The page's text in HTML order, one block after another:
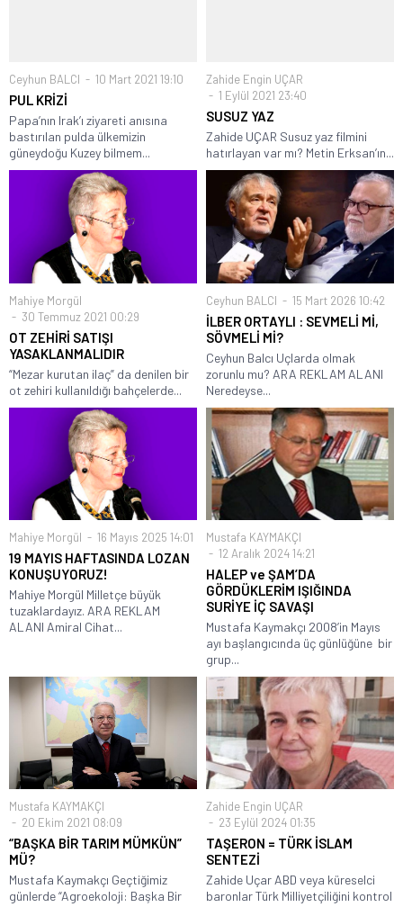
Ceyhun BALCI 10 Mart 2021 19:10
PUL KRİZİ
Papa’nın Irak’ı ziyareti anısına
bastırılan pulda ülkemizin
güneydoğu Kuzey bilmem...
Zahide Engin UÇAR
1 Eylül 2021 23:40
SUSUZ YAZ
Zahide UÇAR Susuz yaz filmini
hatırlayan var mı? Metin Erksan’ın...
Mahiye Morgül
30 Temmuz 2021 00:29
OT ZEHİRİ SATIŞI
YASAKLANMALIDIR
“Mezar kurutan ilaç” da denilen bir
ot zehiri kullanıldığı bahçelerde...
Ceyhun BALCI 15 Mart 2026 10:42
İLBER ORTAYLI : SEVMELİ Mİ,
SÖVMELİ Mİ?
Ceyhun Balcı Uçlarda olmak
zorunlu mu? ARA REKLAM ALANI
Neredeyse...
Mahiye Morgül 16 Mayıs 2025 14:01
19 MAYIS HAFTASINDA LOZAN
KONUŞUYORUZ!
Mahiye Morgül Milletçe büyük
tuzaklardayız. ARA REKLAM
ALANI Amiral Cihat...
Mustafa KAYMAKÇI
12 Aralık 2024 14:21
HALEP ve ŞAM’DA
GÖRDÜKLERİM IŞIĞINDA
SURİYE İÇ SAVAŞI
Mustafa Kaymakçı 2008’in Mayıs
ayı başlangıcında üç günlüğüne bir
grup...
Mustafa KAYMAKÇI
20 Ekim 2021 08:09
“BAŞKA BİR TARIM MÜMKÜN”
MÜ?
Mustafa Kaymakçı Geçtiğimiz
günlerde “Agroekoloji: Başka Bir
Zahide Engin UÇAR
23 Eylül 2024 01:35
TAŞERON = TÜRK İSLAM
SENTEZİ
Zahide Uçar ABD veya küreselci
baronlar Türk Milliyetçiliğini kontrol